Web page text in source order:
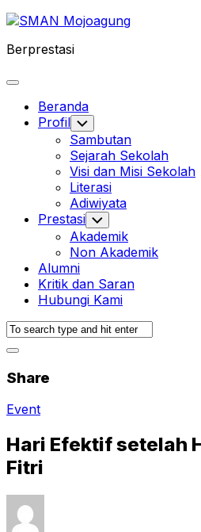
Skip
content
Berprestasi
Expand
Beranda
Profil Toggle
Child
Menu
Sambutan
Sejarah Sekolah
Visi dan Misi Sekolah
Literasi
Adiwiyata
Prestasi Toggle
Child
Menu
Akademik
Non Akademik
Alumni
Kritik dan Saran
Hubungi Kami
Share
Event
Hari Efektif setelah
Fitri